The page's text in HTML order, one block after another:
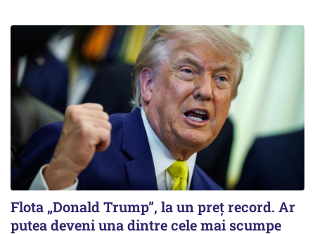
Flota „Donald Trump”, la un preț record. Ar
putea deveni una dintre cele mai scumpe